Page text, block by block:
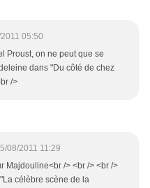
05:50
Proust, on ne peut que se
dans "Du côté de chez
/>
08/2011 11:29
Majdouline<br /> <br /> <br />
célèbre scène de la